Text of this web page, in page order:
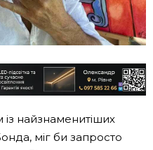
найзнаменитіших
міг би запросто